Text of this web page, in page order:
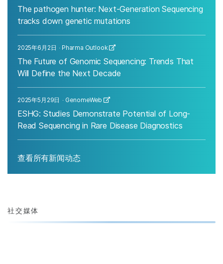
The pathogen hunter: Next-Generation Sequencing
tracks down genetic mutations
2025年6月2日 Pharma Outlook
The Future of Genomic Sequencing: Trends That
Will Define the Next Decade
2025年5月29日 GenomeWeb
ESHG: Studies Demonstrate Potential of Long-
Read Sequencing in Rare Disease Diagnostics
查看所有新闻动态
社交媒体